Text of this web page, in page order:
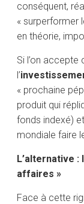
conséquent,
« surperformer
en théorie,
Si l’on
l’
« prochaine
produit qui
fonds indexé)
mondiale faire
L’alternative :
affaires »
Face à cette